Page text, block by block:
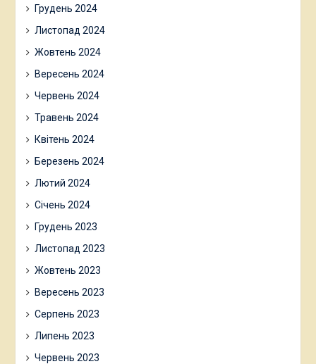
Грудень 2024
Листопад 2024
Жовтень 2024
Вересень 2024
Червень 2024
Травень 2024
Квітень 2024
Березень 2024
Лютий 2024
Січень 2024
Грудень 2023
Листопад 2023
Жовтень 2023
Вересень 2023
Серпень 2023
Липень 2023
Червень 2023